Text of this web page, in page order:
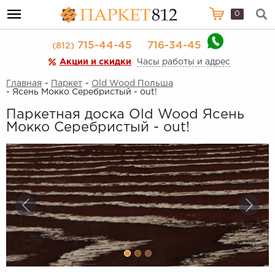
0
(812)715-44-45 716-34-45
Акции и скидки Часы работы и адрес
Главная - Паркет - Old Wood Польша
- Ясень Мокко Серебристый - out!
Паркетная доска Old Wood Ясень
Мокко Серебристый - out!